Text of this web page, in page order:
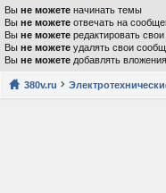
Вы не можете начинать темы
Вы не можете отвечать на
Вы не можете редактировать
Вы не можете удалять свои
Вы не можете добавлять вложения
380v.ru